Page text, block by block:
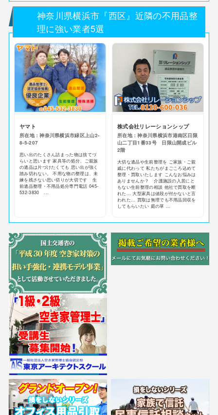
神奈川県横浜市『西区』近隣の不用品整
理に強い業者5選
ヤマト
所在地：神奈川県横浜市緑区上山2-
8-5-207
思い出のたくさん詰まった物は捨てづ
らいと思います 家具等の処分、ご親族
の遺品は片づけたくても 思い出が強く
踏み切れない。 不用な物の整理は、未
練を残さない思い切りが大切です 生
前遺品整理・不用品処分専門電話 045-
532-3830 ...
株式会社リレーションシップ
所在地：神奈川県横浜市港南区日限
山二丁目1番33号 日限山開成ビル
2階
大切な遺品や生前整理を ご家族・ご親
戚に代わって 私たちがまごころ込めて
整理・買取いたします こんなお悩みは
ありませんか？ 介護施設の入居にと
もない生前整理の相談 他社で買取を断
れた… 大型家具は値段が付かないと言
われた… 買取は無理でも不用品回収を
してもらいたい 庭の草 ...